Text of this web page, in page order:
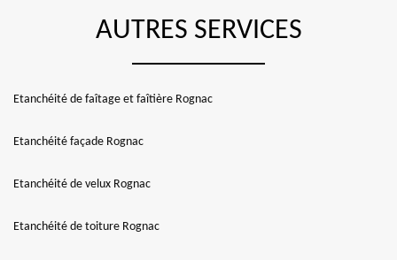
AUTRES SERVICES
Etanchéité de faîtage et faîtière Rognac
Etanchéité façade Rognac
Etanchéité de velux Rognac
Etanchéité de toiture Rognac